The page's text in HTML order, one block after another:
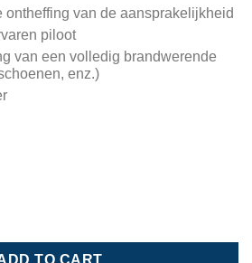
ontheffing van de aansprakelijkheid
piloot
van een volledig brandwerende
enz.)
in een VW tweezit Fun Cup quantity
TO CART